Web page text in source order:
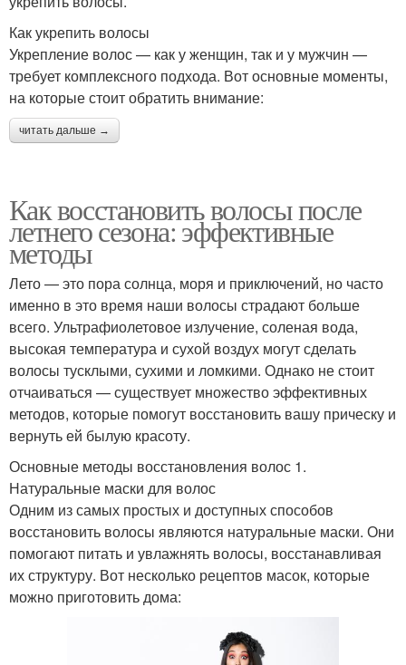
Как укрепить волосы
Укрепление волос — как у женщин, так и у мужчин —
требует комплексного подхода. Вот основные моменты,
на которые стоит обратить внимание:
читать дальше →
Как восстановить волосы после
летнего сезона: эффективные
методы
Лето — это пора солнца, моря и приключений, но часто
именно в это время наши волосы страдают больше
всего. Ультрафиолетовое излучение, соленая вода,
высокая температура и сухой воздух могут сделать
волосы тусклыми, сухими и ломкими. Однако не стоит
отчаиваться — существует множество эффективных
методов, которые помогут восстановить вашу прическу и
вернуть ей былую красоту.
Основные методы восстановления волос 1.
Натуральные маски для волос
Одним из самых простых и доступных способов
восстановить волосы являются натуральные маски. Они
помогают питать и увлажнять волосы, восстанавливая
их структуру. Вот несколько рецептов масок, которые
можно приготовить дома: